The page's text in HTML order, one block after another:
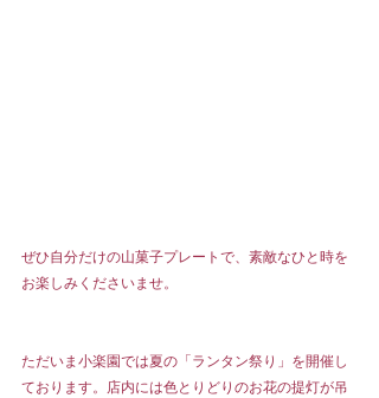
ぜひ自分だけの山菓子プレートで、素敵なひと時を
お楽しみくださいませ。
ただいま小楽園では夏の「ランタン祭り」を開催し
ております。店内には色とりどりのお花の提灯が吊